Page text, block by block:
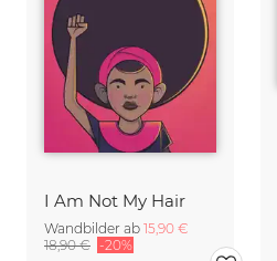
I Am Not My Hair
Wandbilder ab 15,90 €
18,90 € -20%